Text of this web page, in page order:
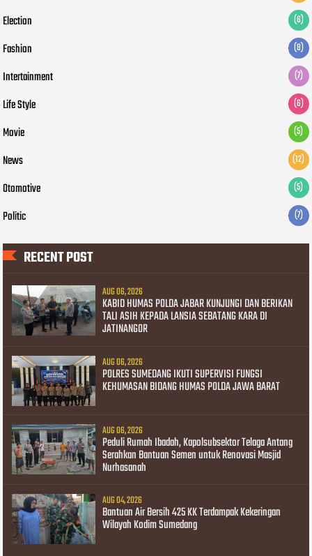
Election (6)
Fashion (8)
Intertainment (7)
Life Style (6)
Movie (5)
News (12)
Otomotive (5)
Politic (7)
RECENT POST
AUG 06, 2026
KABID HUMAS POLDA JABAR KUNJUNGI DAN BERIKAN
TALI ASIH KEPADA LANSIA SEBATANG KARA DI
JATINANGOR
AUG 06, 2026
POLRES SUMEDANG IKUTI SUPERVISI FUNGSI
KEHUMASAN BIDANG HUMAS POLDA JAWA BARAT
AUG 06, 2026
Peduli Rumah Ibadah, Kapolsubsektor Telaga Antang
Serahkan Bantuan Semen untuk Renovasi Masjid
Nurhasanah
AUG 04, 2026
Bantuan Air Bersih 425 KK Terdampak Kekeringan
Wilayah Kodim Sumedang